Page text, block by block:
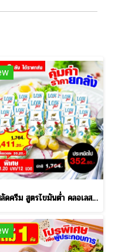
น้ำสลัดครีม สูตรไขมันต่ำ คลอเลสเตอรอลต่ำ 150 กรัม ราคาส่ง